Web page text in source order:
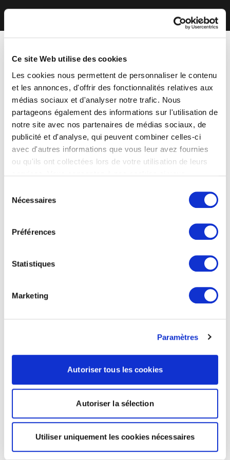
Ce site Web utilise des cookies
Les cookies nous permettent de personnaliser le contenu
et les annonces, d'offrir des fonctionnalités relatives aux
médias sociaux et d'analyser notre trafic. Nous
partageons également des informations sur l'utilisation de
notre site avec nos partenaires de médias sociaux, de
publicité et d'analyse, qui peuvent combiner celles-ci
avec d'autres informations que vous leur avez fournies
ou qu'ils ont collectées lors de votre utilisation de leurs
Nécessaires
Préférences
Statistiques
Marketing
Paramètres
Autoriser tous les cookies
Autoriser la sélection
Utiliser uniquement les cookies nécessaires